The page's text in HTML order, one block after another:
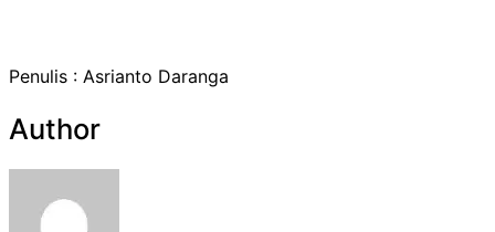
Penulis : Asrianto Daranga
Author